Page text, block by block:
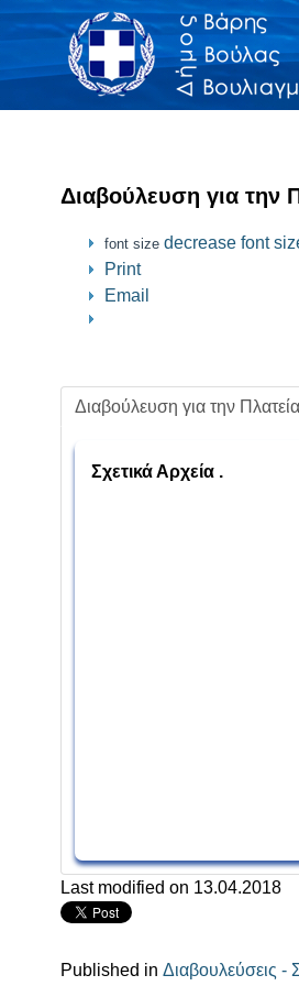
Διαβούλευση για την
font size decrease font
Print
Email
Διαβούλευση για την
Σχετικά Αρχεία .
Last modified on 13.04.2018
Published in Διαβουλεύσεις -